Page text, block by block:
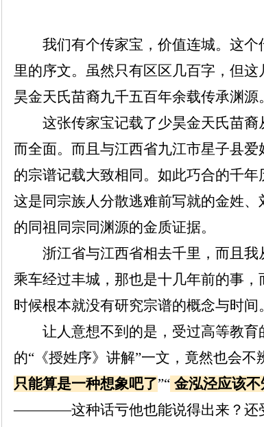
我们有个传家宝，价值连城。这个
里的序文。虽然只有区区几百字，但
昊金天氏苗裔九千五百年余载传承渊源。
这张传家宝记载了少昊金天氏苗
而全面。而且与江西省九江市星子县
的宗谱记载大致相同。如此巧合的千年
这是同宗族人分散逃难前写就的金姓
的同祖同宗同渊源的金质证据。
浙江省与江西省相去千里，而且
乘车经过丰城，那也是十几年前的事
时候根本就没有研究宗谱的概念与时间
让人意想不到的是，受过高等教育
的“《授姓序》讲解”一文，竟然也会不
只能算是一种想象吧了”“ 金泓泾应该
————这种话亏他也能说得出来？还